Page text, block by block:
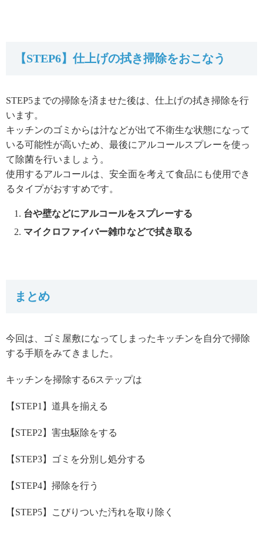
【STEP6】仕上げの拭き掃除をおこなう
STEP5までの掃除を済ませた後は、仕上げの拭き掃除を行
います。
キッチンのゴミからは汁などが出て不衛生な状態になって
いる可能性が高いため、最後にアルコールスプレーを使っ
て除菌を行いましょう。
使用するアルコールは、安全面を考えて食品にも使用でき
るタイプがおすすめです。
台や壁などにアルコールをスプレーする
マイクロファイバー雑巾などで拭き取る
まとめ
今回は、ゴミ屋敷になってしまったキッチンを自分で掃除
する手順をみてきました。
キッチンを掃除する6ステップは
【STEP1】道具を揃える
【STEP2】害虫駆除をする
【STEP3】ゴミを分別し処分する
【STEP4】掃除を行う
【STEP5】こびりついた汚れを取り除く